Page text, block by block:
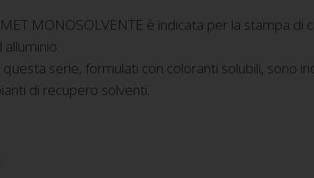
MONOSOLVENTE è indicata per la stampa
questa serie, formulati con coloranti solubili, sono
di recupero solventi.